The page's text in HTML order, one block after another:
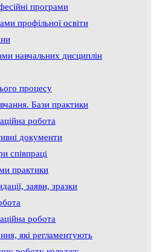
програми
профільної освіти
навчальних дисциплін
процесу
Бази практики
робота
документи
співпраці
практики
заяви, зразки
робота
які регламентують